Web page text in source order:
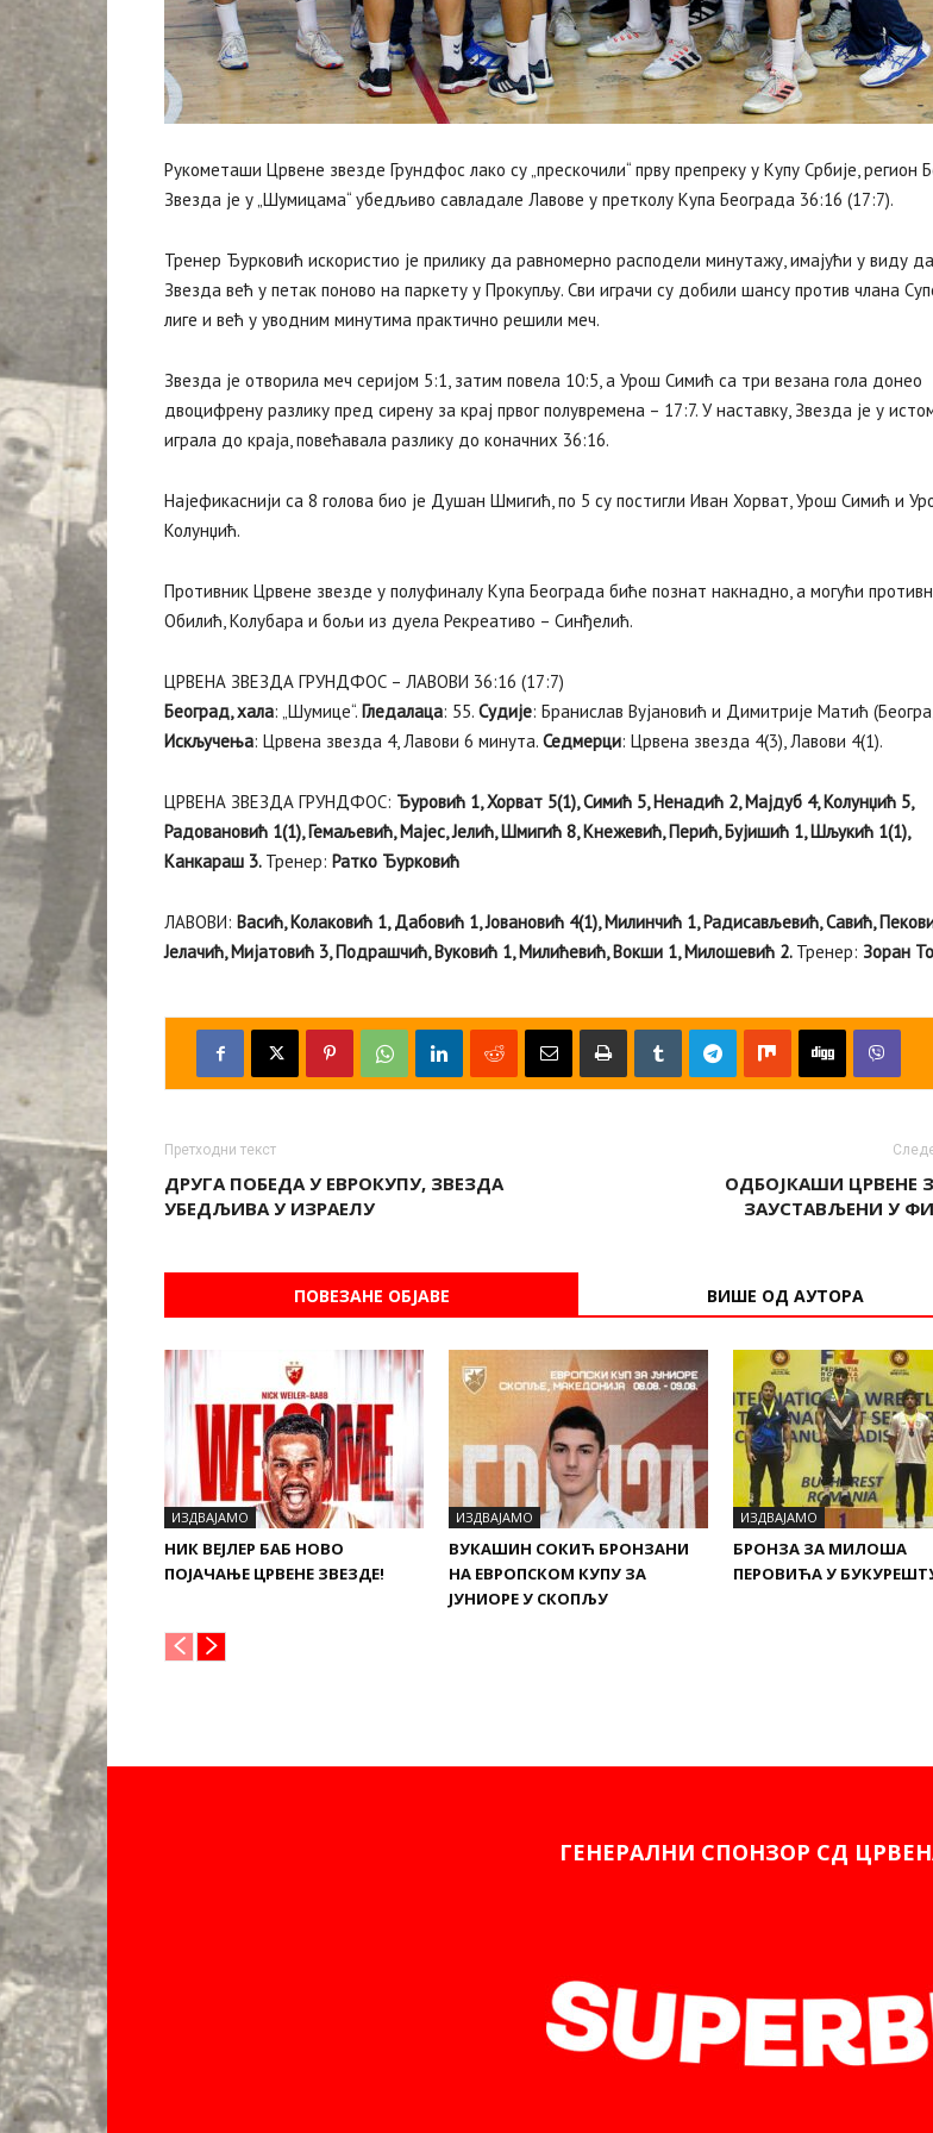
Рукометаши Црвене звезде Грундфос лако су „прескочили“ прву препреку у Купу Србије, регион
Звезда је у „Шумицама“ убедљиво савладале Лавове у претколу Купа Београда 36:16 (17:7).
Тренер Ђурковић искористио је прилику да равномерно расподели минутажу, имајући у виду да
Звезда већ у петак поново на паркету у Прокупљу. Сви играчи су добили шансу против члана
лиге и већ у уводним минутима практично решили меч.
Звезда је отворила меч серијом 5:1, затим повела 10:5, а Урош Симић са три везана гола донео
двоцифрену разлику пред сирену за крај првог полувремена – 17:7. У наставку, Звезда је у
играла до краја, повећавала разлику до коначних 36:16.
Најефикаснији са 8 голова био је Душан Шмигић, по 5 су постигли Иван Хорват, Урош Симић и
Колунџић.
Противник Црвене звезде у полуфиналу Купа Београда биће познат накнадно, а могући
Обилић, Колубара и бољи из дуела Рекреативо – Синђелић.
ЦРВЕНА ЗВЕЗДА ГРУНДФОС – ЛАВОВИ 36:16 (17:7)
Београд, хала: „Шумице“. Гледалаца: 55. Судије: Бранислав Вујановић и Димитрије Матић
Искључења: Црвена звезда 4, Лавови 6 минута. Седмерци: Црвена звезда 4(3), Лавови 4(1).
ЦРВЕНА ЗВЕЗДА ГРУНДФОС: Ђуровић 1, Хорват 5(1), Симић 5, Ненадић 2, Мајдуб 4, Колунџић 5,
Радовановић 1(1), Гемаљевић, Мајес, Јелић, Шмигић 8, Кнежевић, Перић, Бујишић 1, Шљукић 1(1),
Канкараш 3. Тренер: Ратко Ђурковић
ЛАВОВИ: Васић, Колаковић 1, Дабовић 1, Јовановић 4(1), Милинчић 1, Радисављевић, Савић,
Јелачић, Мијатовић 3, Подрашчић, Вуковић 1, Милићевић, Вокши 1, Милошевић 2. Тренер: Зоран
Претходни текст
ДРУГА ПОБЕДА У ЕВРОКУПУ, ЗВЕЗДА
УБЕДЉИВА У ИЗРАЕЛУ
ОДБОЈКАШИ ЦРВЕНЕ
ЗАУСТАВЉЕНИ У
ПОВЕЗАНЕ ОБЈАВЕ ВИШЕ ОД АУТОРА
ИЗДВАЈАМО
НИК ВЕЈЛЕР БАБ НОВО
ПОЈАЧАЊЕ ЦРВЕНЕ ЗВЕЗДЕ!
ИЗДВАЈАМО
ВУКАШИН СОКИЋ БРОНЗАНИ
НА ЕВРОПСКОМ КУПУ ЗА
ЈУНИОРЕ У СКОПЉУ
ИЗДВАЈАМО
БРОНЗА ЗА МИЛОША
ПЕРОВИЋА У
ГЕНЕРАЛНИ СПОНЗОР СД